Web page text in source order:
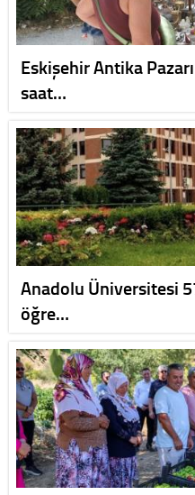
Eskişehir Antika
saat…
Anadolu Üniversitesi
öğre…